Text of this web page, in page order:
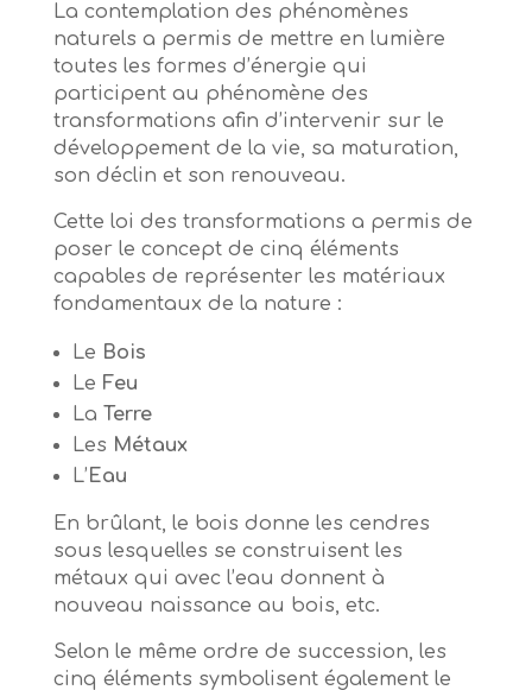
La contemplation des phénomènes
naturels a permis de mettre en lumière
toutes les formes d’énergie qui
participent au phénomène des
transformations afin d’intervenir sur le
développement de la vie, sa maturation,
son déclin et son renouveau.
Cette loi des transformations a permis de
poser le concept de cinq éléments
capables de représenter les matériaux
fondamentaux de la nature :
Le Bois
Le Feu
La Terre
Les Métaux
L’Eau
En brûlant, le bois donne les cendres
sous lesquelles se construisent les
métaux qui avec l’eau donnent à
nouveau naissance au bois, etc.
Selon le même ordre de succession, les
cinq éléments symbolisent également le